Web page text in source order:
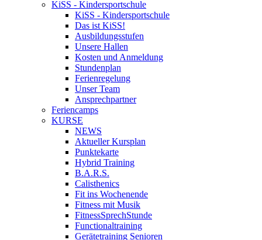
KiSS - Kindersportschule
KiSS - Kindersportschule
Das ist KiSS!
Ausbildungsstufen
Unsere Hallen
Kosten und Anmeldung
Stundenplan
Ferienregelung
Unser Team
Ansprechpartner
Feriencamps
KURSE
NEWS
Aktueller Kursplan
Punktekarte
Hybrid Training
B.A.R.S.
Calisthenics
Fit ins Wochenende
Fitness mit Musik
FitnessSprechStunde
Functionaltraining
Gerätetraining Senioren